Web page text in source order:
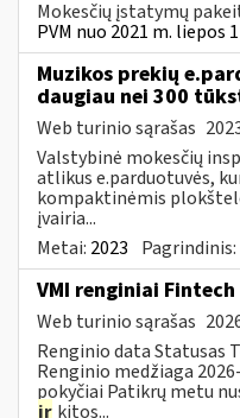
Mokesčių įstatymų
PVM nuo 2021 m. liepos
Muzikos prekių
daugiau nei 300
Web turinio sąrašas
Valstybinė mokesčių
atlikus e.parduotuvės,
kompaktinėmis
įvairia...
Metai: 2023 Pagrindinis:
VMI renginiai Fintech
Web turinio sąrašas
Renginio data Statusas
Renginio medžiaga
pokyčiai Patikrų metu
ir kitos...